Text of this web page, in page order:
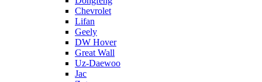
Chevrolet
Lifan
Geely
DW Hover
Great Wall
Uz-Daewoo
Jac